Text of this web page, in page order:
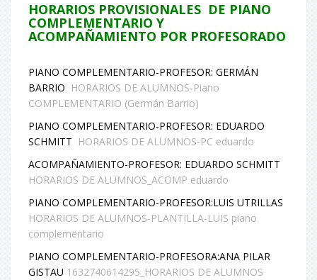
HORARIOS PROVISIONALES DE PIANO
COMPLEMENTARIO Y
ACOMPAÑAMIENTO POR PROFESORADO
PIANO COMPLEMENTARIO-PROFESOR: GERMÁN
BARRIO HORARIOS DE ALUMNOS-Piano
COMPLEMENTARIO (Germán Barrio)
PIANO COMPLEMENTARIO-PROFESOR: EDUARDO
SCHMITT HORARIOS DE ALUMNOS-PC eduardo
ACOMPAÑAMIENTO-PROFESOR: EDUARDO SCHMITT
HORARIOS DE ALUMNOS_ACOMP eduardo
PIANO COMPLEMENTARIO-PROFESOR:LUIS UTRILLAS
HORARIOS DE ALUMNOS-PLANTILLA-LUIS piano
complementario
PIANO COMPLEMENTARIO-PROFESORA:ANA PILAR
GISTAU 1632740614295_HORARIOS DE ALUMNOS